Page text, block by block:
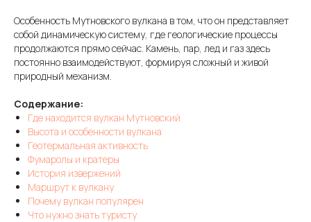
Особенность Мутновского вулкана в том, что он представляет
собой динамическую систему, где геологические процессы
продолжаются прямо сейчас. Камень, пар, лед и газ здесь
постоянно взаимодействуют, формируя сложный и живой
природный механизм.
Содержание:
Где находится вулкан Мутновский
Высота и особенности вулкана
Геотермальная активность
Фумаролы и кратеры
История извержений
Маршрут к вулкану
Почему вулкан популярен
Что нужно знать туристу